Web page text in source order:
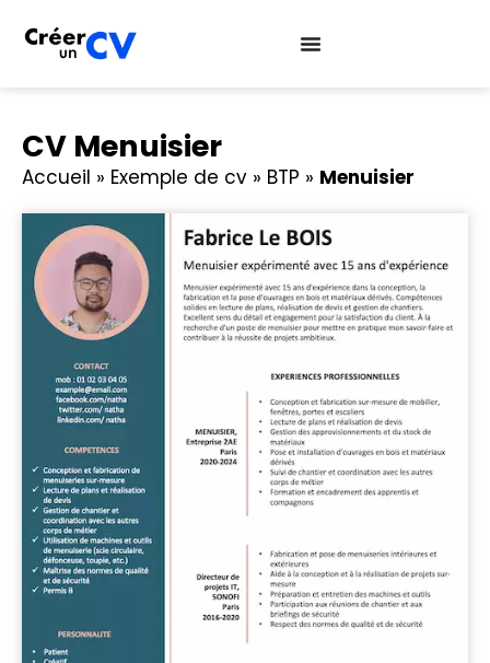
CV Menuisier
Accueil » Exemple de cv » BTP » Menuisier